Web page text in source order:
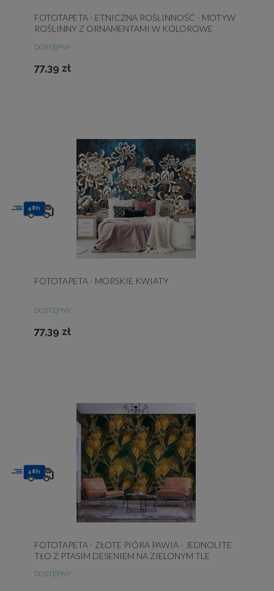
FOTOTAPETA - ETNICZNA ROŚLINNOŚĆ - MOTYW
ROŚLINNY Z ORNAMENTAMI W KOLOROWE
DOSTĘPNY
77,39 zł
FOTOTAPETA - MORSKIE KWIATY
DOSTĘPNY
77,39 zł
48h
FOTOTAPETA - ZŁOTE PIÓRA PAWIA - JEDNOLITE
TŁO Z PTASIM DESENIEM NA ZIELONYM TLE
DOSTĘPNY
48h